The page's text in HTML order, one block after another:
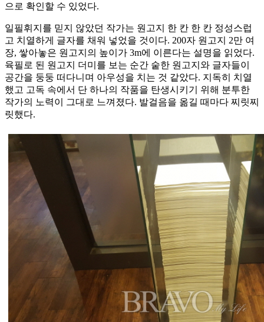
으로 확인할 수 있었다.
일필휘지를 믿지 않았던 작가는 원고지 한 칸 한 칸 정성스럽
고 치열하게 글자를 채워 넣었을 것이다. 200자 원고지 2만 여
장, 쌓아놓은 원고지의 높이가 3m에 이른다는 설명을 읽었다.
육필로 된 원고지 더미를 보는 순간 숱한 원고지와 글자들이
공간을 둥둥 떠다니며 아우성을 치는 것 같았다. 지독히 치열
했고 고독 속에서 단 하나의 작품을 탄생시키기 위해 분투한
작가의 노력이 그대로 느껴졌다. 발걸음을 옮길 때마다 찌릿찌
릿했다.